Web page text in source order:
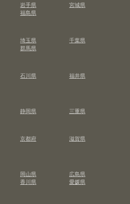
岩手県
宮城県
福島県
埼玉県
千葉県
群馬県
石川県
福井県
静岡県
三重県
京都府
滋賀県
岡山県
広島県
香川県
愛媛県